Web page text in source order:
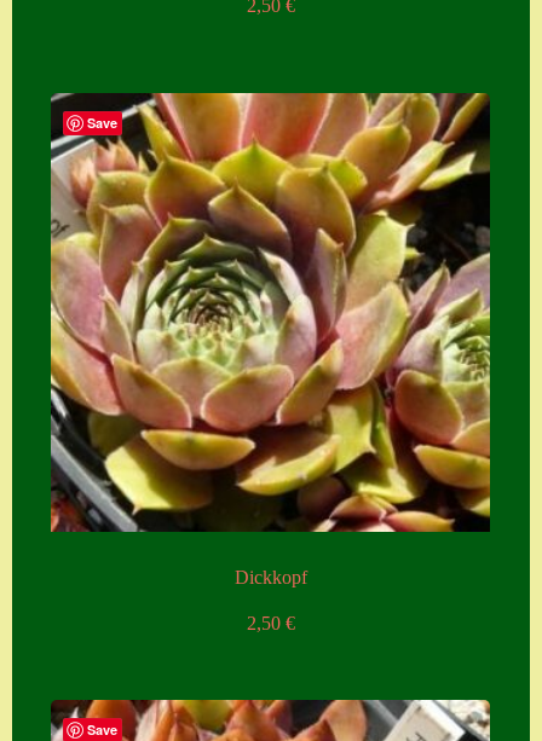
2,50 €
Save
Dickkopf
2,50 €
Save